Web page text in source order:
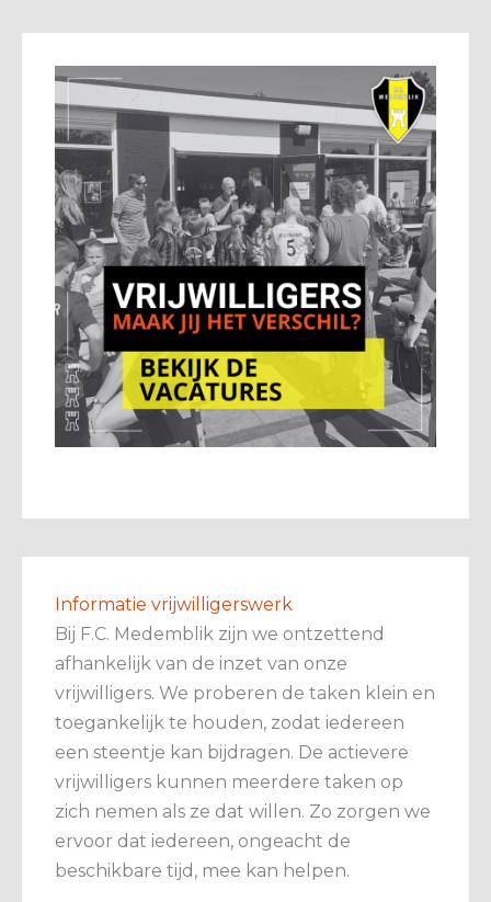
Informatie vrijwilligerswerk
Bij F.C. Medemblik zijn we ontzettend
afhankelijk van de inzet van onze
vrijwilligers. We proberen de taken klein en
toegankelijk te houden, zodat iedereen
een steentje kan bijdragen. De actievere
vrijwilligers kunnen meerdere taken op
zich nemen als ze dat willen. Zo zorgen we
ervoor dat iedereen, ongeacht de
beschikbare tijd, mee kan helpen.